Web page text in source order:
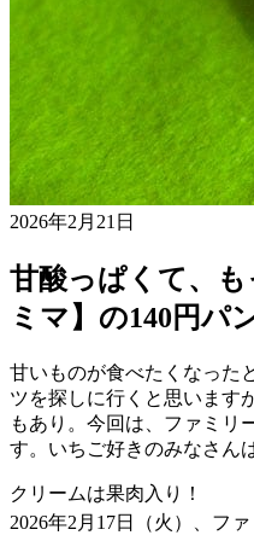
2026年2月21日
甘酸っぱくて、
ミマ】の140円パ
甘いものが食べたくなった
ツを探しに行くと思います
もあり。今回は、ファミリ
す。いちご好きのみなさん
クリームは果肉入り！
2026年2 月 17日（火）、フ